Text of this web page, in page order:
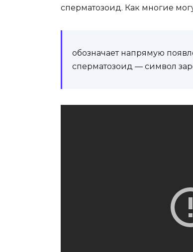
сперматозоид. Как многие
обозначает напрямую
сперматозоид — символ